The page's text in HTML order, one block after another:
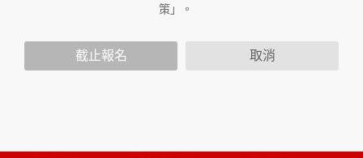
人資訊，這些廣告廠商或連結網站有其個別的隱私權保護政
您個人在本網站上的聊天室或討論區中任意公開個人資料的行
個人的資料，其範圍如下：
策」。
截止報名 取消